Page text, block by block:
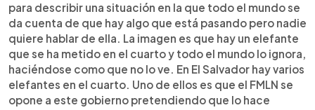
para describir una situación en la que todo el mundo se
da cuenta de que hay algo que está pasando pero nadie
quiere hablar de ella. La imagen es que hay un elefante
que se ha metido en el cuarto y todo el mundo lo ignora,
haciéndose como que no lo ve. En El Salvador hay varios
elefantes en el cuarto. Uno de ellos es que el FMLN se
opone a este gobierno pretendiendo que lo hace